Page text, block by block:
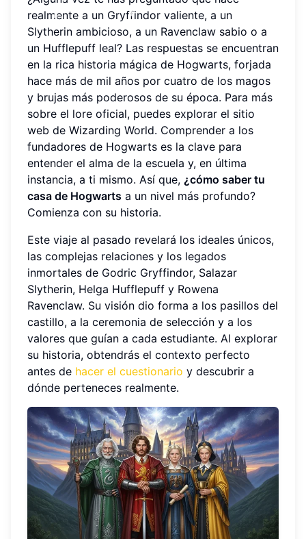
realmente a un Gryffindor valiente, a un
Slytherin ambicioso, a un Ravenclaw sabio o a
un Hufflepuff leal? Las respuestas se encuentran
en la rica historia mágica de Hogwarts, forjada
hace más de mil años por cuatro de los magos
y brujas más poderosos de su época. Para más
sobre el lore oficial, puedes explorar el sitio
web de Wizarding World. Comprender a los
fundadores de Hogwarts es la clave para
entender el alma de la escuela y, en última
instancia, a ti mismo. Así que, ¿cómo saber tu
casa de Hogwarts a un nivel más profundo?
Comienza con su historia.
Este viaje al pasado revelará los ideales únicos,
las complejas relaciones y los legados
inmortales de Godric Gryffindor, Salazar
Slytherin, Helga Hufflepuff y Rowena
Ravenclaw. Su visión dio forma a los pasillos del
castillo, a la ceremonia de selección y a los
valores que guían a cada estudiante. Al explorar
su historia, obtendrás el contexto perfecto
antes de hacer el cuestionario y descubrir a
dónde perteneces realmente.